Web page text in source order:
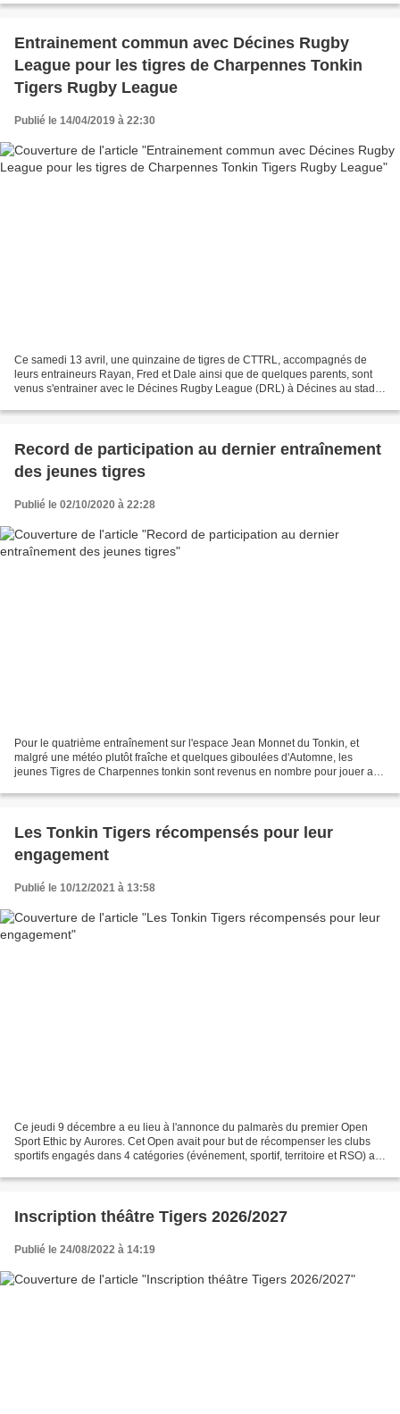
Entrainement commun avec Décines Rugby
League pour les tigres de Charpennes Tonkin
Tigers Rugby League
Publié le 14/04/2019 à 22:30
Ce samedi 13 avril, une quinzaine de tigres de CTTRL, accompagnés de
leurs entraineurs Rayan, Fred et Dale ainsi que de quelques parents, sont
venus s'entrainer avec le Décines Rugby League (DRL) à Décines au stade
Record de participation au dernier entraînement
des jeunes tigres
Publié le 02/10/2020 à 22:28
Pour le quatrième entraînement sur l'espace Jean Monnet du Tonkin, et
malgré une météo plutôt fraîche et quelques giboulées d'Automne, les
jeunes Tigres de Charpennes tonkin sont revenus en nombre pour jouer au
Les Tonkin Tigers récompensés pour leur
engagement
Publié le 10/12/2021 à 13:58
Ce jeudi 9 décembre a eu lieu à l'annonce du palmarès du premier Open
Sport Ethic by Aurores. Cet Open avait pour but de récompenser les clubs
sportifs engagés dans 4 catégories (événement, sportif, territoire et RSO) au
Inscription théâtre Tigers 2026/2027
Publié le 24/08/2022 à 14:19